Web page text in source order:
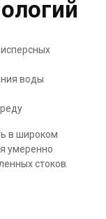
воды
в широком
умеренно
стоков.